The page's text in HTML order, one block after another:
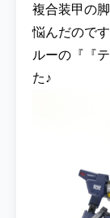
複合装甲の
悩んだので
ルーの『『
た♪